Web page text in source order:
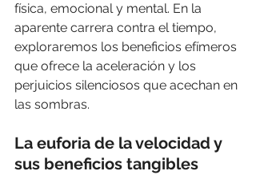
física, emocional y mental. En la
aparente carrera contra el tiempo,
exploraremos los beneficios efímeros
que ofrece la aceleración y los
perjuicios silenciosos que acechan en
las sombras.
La euforia de la velocidad y
sus beneficios tangibles